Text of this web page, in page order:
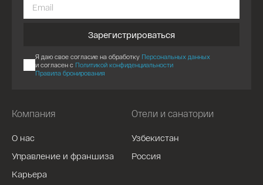
Компания
О нас
Управление и франшиза
Карьера
Отели и санатории
Узбекистан
Россия
Зарегистрироваться
Я даю свое согласие на обработку Персональных данных
и согласен с Политикой конфиденциальности
Правила бронирования